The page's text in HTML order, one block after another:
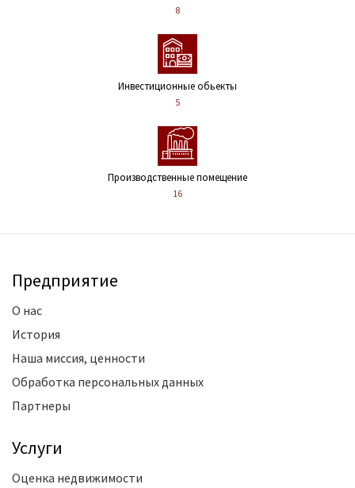
8
Инвестиционные обьекты
5
Производственные помещение
16
Предприятие
О нас
История
Наша миссия, ценности
Обработка персональных данных
Партнеры
Услуги
Оценка недвижимости